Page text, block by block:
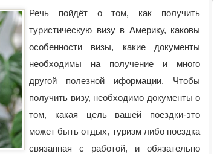
Речь пойдёт о том, как получить
туристическую визу в Америку, каковы
особенности визы, какие документы
необходимы на получение и много
другой полезной иформации. Чтобы
получить визу, необходимо документы о
том, какая цель вашей поездки-это
может быть отдых, туризм либо поездка
связанная с работой, и обязательно